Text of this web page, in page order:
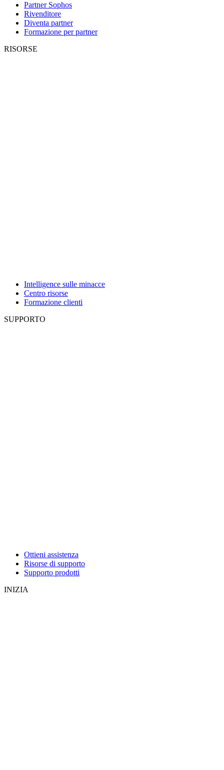
Partner Sophos
Rivenditore
Diventa partner
Formazione per partner
RISORSE
Intelligence sulle minacce
Centro risorse
Formazione clienti
SUPPORTO
Ottieni assistenza
Risorse di supporto
Supporto prodotti
INIZIA